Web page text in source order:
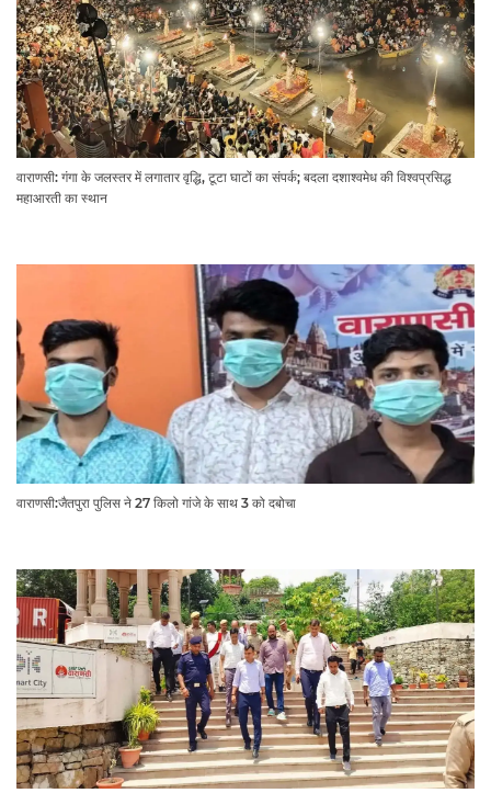
वाराणसी: गंगा के जलस्तर में लगातार वृद्धि, टूटा घाटों का संपर्क; बदला दशाश्वमेध की विश्वप्रसिद्ध
महाआरती का स्थान
वाराणसी:जैतपुरा पुलिस ने 27 किलो गांजे के साथ 3 को दबोचा